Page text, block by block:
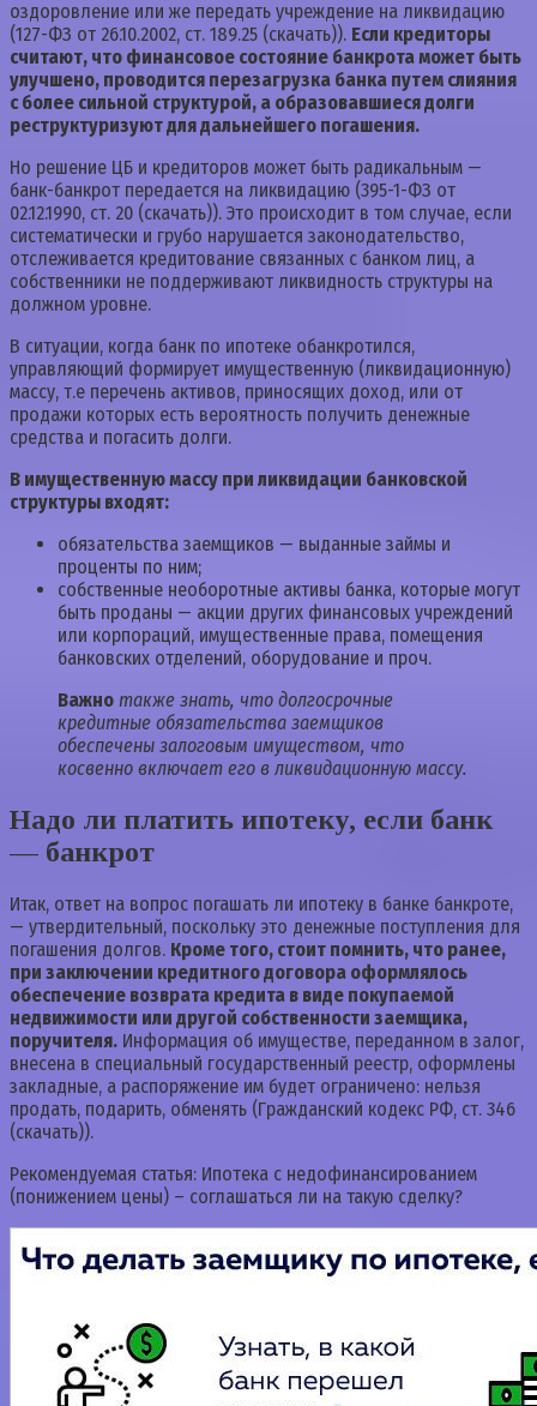
оздоровление или же передать учреждение на ликвидацию
(127-ФЗ от 26.10.2002, ст. 189.25 (скачать)). Если кредиторы
считают, что финансовое состояние банкрота может быть
улучшено, проводится перезагрузка банка путем слияния
с более сильной структурой, а образовавшиеся долги
реструктуризуют для дальнейшего погашения.
Но решение ЦБ и кредиторов может быть радикальным —
банк-банкрот передается на ликвидацию (395-1-ФЗ от
02.12.1990, ст. 20 (скачать)). Это происходит в том случае, если
систематически и грубо нарушается законодательство,
отслеживается кредитование связанных с банком лиц, а
собственники не поддерживают ликвидность структуры на
должном уровне.
В ситуации, когда банк по ипотеке обанкротился,
управляющий формирует имущественную (ликвидационную)
массу, т.е перечень активов, приносящих доход, или от
продажи которых есть вероятность получить денежные
средства и погасить долги.
В имущественную массу при ликвидации банковской
структуры входят:
обязательства заемщиков — выданные займы и
проценты по ним;
собственные необоротные активы банка, которые могут
быть проданы — акции других финансовых учреждений
или корпораций, имущественные права, помещения
банковских отделений, оборудование и проч.
Важно также знать, что долгосрочные
кредитные обязательства заемщиков
обеспечены залоговым имуществом, что
косвенно включает его в ликвидационную массу.
Надо ли платить ипотеку, если банк
— банкрот
Итак, ответ на вопрос погашать ли ипотеку в банке банкроте,
— утвердительный, поскольку это денежные поступления для
погашения долгов. Кроме того, стоит помнить, что ранее,
при заключении кредитного договора оформлялось
обеспечение возврата кредита в виде покупаемой
недвижимости или другой собственности заемщика,
поручителя. Информация об имуществе, переданном в залог,
внесена в специальный государственный реестр, оформлены
закладные, а распоряжение им будет ограничено: нельзя
продать, подарить, обменять (Гражданский кодекс РФ, ст. 346
(скачать)).
Рекомендуемая статья: Ипотека с недофинансированием
(понижением цены) – соглашаться ли на такую сделку?